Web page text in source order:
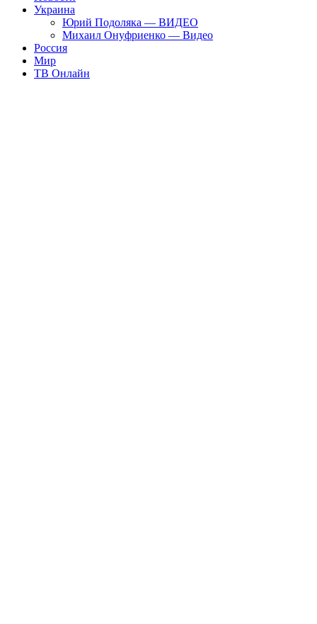
Украина
Юрий Подоляка — ВИДЕО
Михаил Онуфриенко — Видео
Россия
Мир
ТВ Онлайн